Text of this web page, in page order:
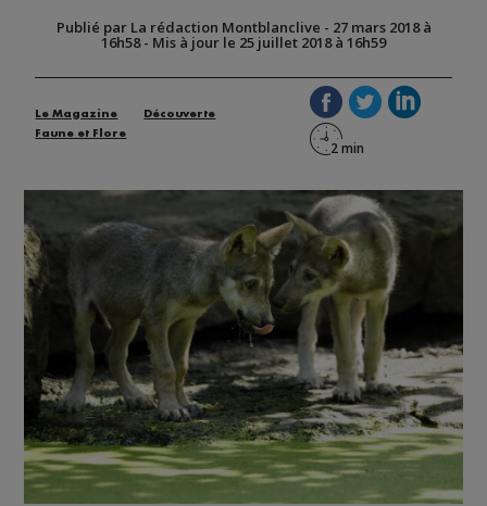
Publié par La rédaction Montblanclive - 27 mars 2018 à
16h58- Mis à jour le 25 juillet 2018 à 16h59
Le Magazine
Découverte
Faune et Flore